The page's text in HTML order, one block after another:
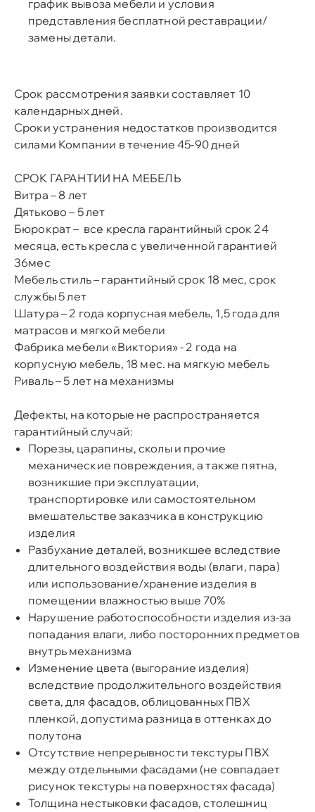
график вывоза мебели и условия
представления бесплатной реставрации/
замены детали.
Срок рассмотрения заявки составляет 10
календарных дней.
Сроки устранения недостатков производится
силами Компании в течение 45-90 дней
СРОК ГАРАНТИИ НА МЕБЕЛЬ
Витра – 8 лет
Дятьково – 5 лет
Бюрократ – все кресла гарантийный срок 24
месяца, есть кресла с увеличенной гарантией
36мес
Мебель стиль – гарантийный срок 18 мес, срок
службы 5 лет
Шатура – 2 года корпусная мебель, 1,5 года для
матрасов и мягкой мебели
Фабрика мебели «Виктория» - 2 года на
корпусную мебель, 18 мес. на мягкую мебель
Риваль – 5 лет на механизмы
Дефекты, на которые не распространяется
гарантийный случай:
Порезы, царапины, сколы и прочие
механические повреждения, а также пятна,
возникшие при эксплуатации,
транспортировке или самостоятельном
вмешательстве заказчика в конструкцию
изделия
Разбухание деталей, возникшее вследствие
длительного воздействия воды (влаги, пара)
или использование/хранение изделия в
помещении влажностью выше 70%
Нарушение работоспособности изделия из-за
попадания влаги, либо посторонних предметов
внутрь механизма
Изменение цвета (выгорание изделия)
вследствие продолжительного воздействия
света, для фасадов, облицованных ПВХ
пленкой, допустима разница в оттенках до
полутона
Отсутствие непрерывности текстуры ПВХ
между отдельными фасадами (не совпадает
рисунок текстуры на поверхностях фасада)
Толщина нестыковки фасадов, столешниц